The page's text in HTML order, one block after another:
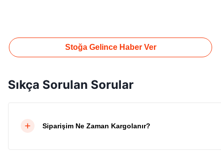
Stoğa Gelince Haber Ver
Sıkça Sorulan Sorular
Siparişim Ne Zaman Kargolanır?